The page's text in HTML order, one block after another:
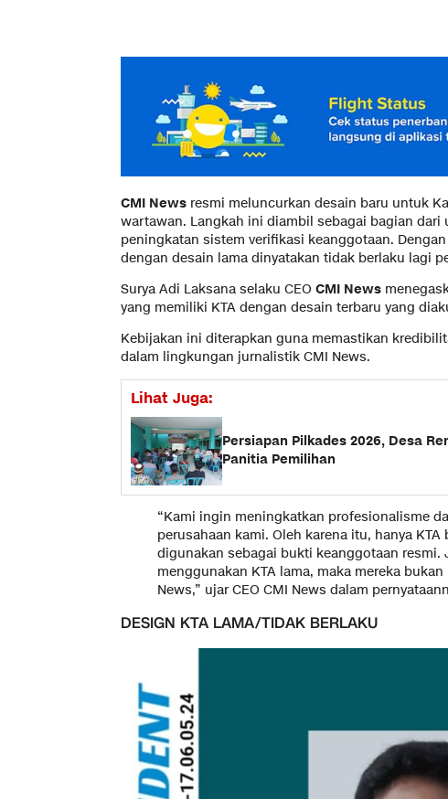
CMI News resmi meluncurkan desain baru untuk
wartawan. Langkah ini diambil sebagai bagian dari
peningkatan sistem verifikasi keanggotaan.
dengan desain lama dinyatakan tidak berlaku lagi
Surya Adi Laksana selaku CEO CMI News
yang memiliki KTA dengan desain terbaru yang
Kebijakan ini diterapkan guna memastikan
dalam lingkungan jurnalistik CMI News.
Lihat Juga:
Persiapan Pilkades 2026, Desa
Panitia Pemilihan
“Kami ingin meningkatkan profesionalisme
perusahaan kami. Oleh karena itu, hanya KTA
digunakan sebagai bukti keanggotaan resmi.
menggunakan KTA lama, maka mereka
News,” ujar CEO CMI News dalam
DESIGN KTA LAMA/TIDAK BERLAKU